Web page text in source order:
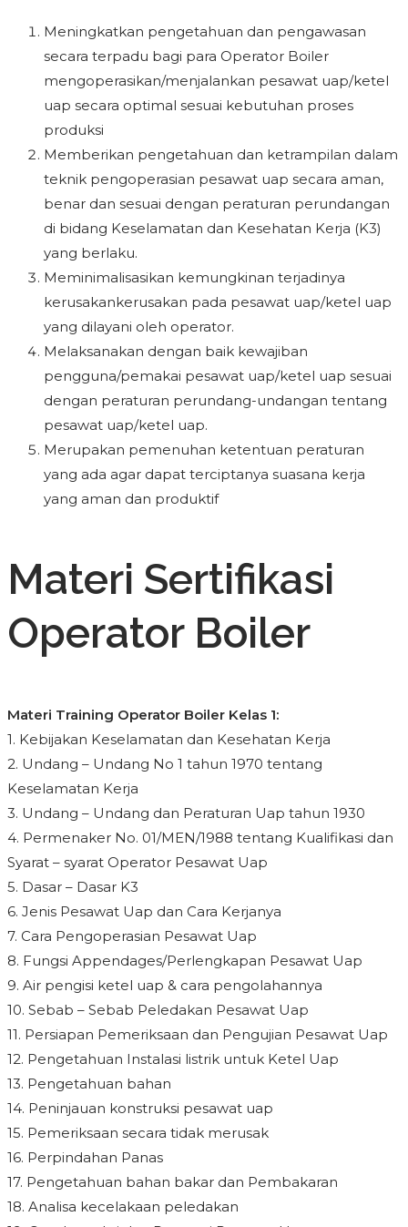
Meningkatkan pengetahuan dan pengawasan
secara terpadu bagi para Operator Boiler
mengoperasikan/menjalankan pesawat uap/ketel
uap secara optimal sesuai kebutuhan proses
produksi
Memberikan pengetahuan dan ketrampilan dalam
teknik pengoperasian pesawat uap secara aman,
benar dan sesuai dengan peraturan perundangan
di bidang Keselamatan dan Kesehatan Kerja (K3)
yang berlaku.
Meminimalisasikan kemungkinan terjadinya
kerusakankerusakan pada pesawat uap/ketel uap
yang dilayani oleh operator.
Melaksanakan dengan baik kewajiban
pengguna/pemakai pesawat uap/ketel uap sesuai
dengan peraturan perundang-undangan tentang
pesawat uap/ketel uap.
Merupakan pemenuhan ketentuan peraturan
yang ada agar dapat terciptanya suasana kerja
yang aman dan produktif
Materi Sertifikasi
Operator Boiler
Materi Training Operator Boiler Kelas 1:
1. Kebijakan Keselamatan dan Kesehatan Kerja
2. Undang – Undang No 1 tahun 1970 tentang
Keselamatan Kerja
3. Undang – Undang dan Peraturan Uap tahun 1930
4. Permenaker No. 01/MEN/1988 tentang Kualifikasi dan
Syarat – syarat Operator Pesawat Uap
5. Dasar – Dasar K3
6. Jenis Pesawat Uap dan Cara Kerjanya
7. Cara Pengoperasian Pesawat Uap
8. Fungsi Appendages/Perlengkapan Pesawat Uap
9. Air pengisi ketel uap & cara pengolahannya
10. Sebab – Sebab Peledakan Pesawat Uap
11. Persiapan Pemeriksaan dan Pengujian Pesawat Uap
12. Pengetahuan Instalasi listrik untuk Ketel Uap
13. Pengetahuan bahan
14. Peninjauan konstruksi pesawat uap
15. Pemeriksaan secara tidak merusak
16. Perpindahan Panas
17. Pengetahuan bahan bakar dan Pembakaran
18. Analisa kecelakaan peledakan